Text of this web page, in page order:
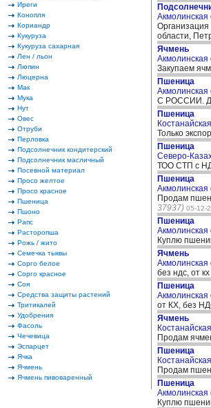
Иреги
Конопля
Кориандр
Кукуруза
Кукуруза сахарная
Лен / льон
Люпин
Люцерна
Мак
Мука
Нут
Овес
Отруби
Перловка
Подсолнечник кондитерский
Подсолнечник масличный
Посевной материал
Просо желтое
Просо красное
Пшеница
Пшоно
Рапс
Расторопша
Рожь / жито
Семечка тыквы
Сорго белое
Сорго красное
Соя
Средства защиты растений
Тритикалей
Удобрения
Фасоль
Чечевица
Эспарцет
Ячка
Ячмень
Ячмень пивоваренный
Акмолинская
Организация
области,
Ячмень
Акмолинская
Закупаем
Пшеница
Акмолинская
С РОССИИ.
Пшеница
Только
Пшеница
Северо-
ТОО СТП с
Пшеница
Акмолинская
Продам
37937) 05-12-
Пшеница
Акмолинская
Куплю
Ячмень
Акмолинская
без ндс, от кх
Пшеница
Акмолинская
от КХ, без
Ячмень
Продам
Пшеница
Продам
Пшеница
Акмолинская
Куплю